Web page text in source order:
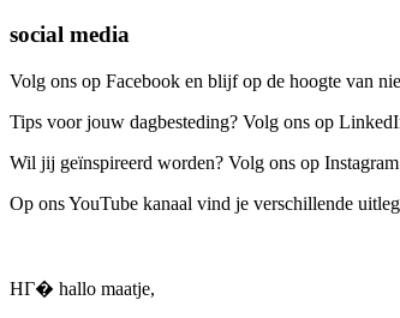
social media
Volg ons op Facebook en blijf op de hoogte van
Tips voor jouw dagbesteding? Volg ons op
Wil jij geïnspireerd worden? Volg ons op
Op ons YouTube kanaal vind je verschillende
HГ� hallo maatje,